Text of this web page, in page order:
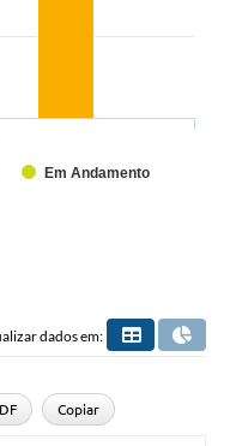
Em Andamento
dados em:
Copiar